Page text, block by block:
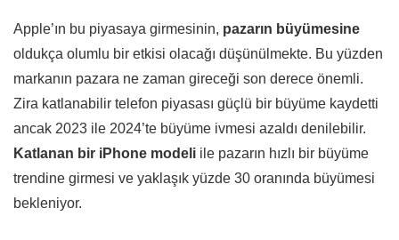
Apple’ın bu piyasaya girmesinin, pazarın büyümesine
oldukça olumlu bir etkisi olacağı düşünülmekte. Bu yüzden
markanın pazara ne zaman gireceği son derece önemli.
Zira katlanabilir telefon piyasası güçlü bir büyüme kaydetti
ancak 2023 ile 2024’te büyüme ivmesi azaldı denilebilir.
Katlanan bir iPhone modeli ile pazarın hızlı bir büyüme
trendine girmesi ve yaklaşık yüzde 30 oranında büyümesi
bekleniyor.